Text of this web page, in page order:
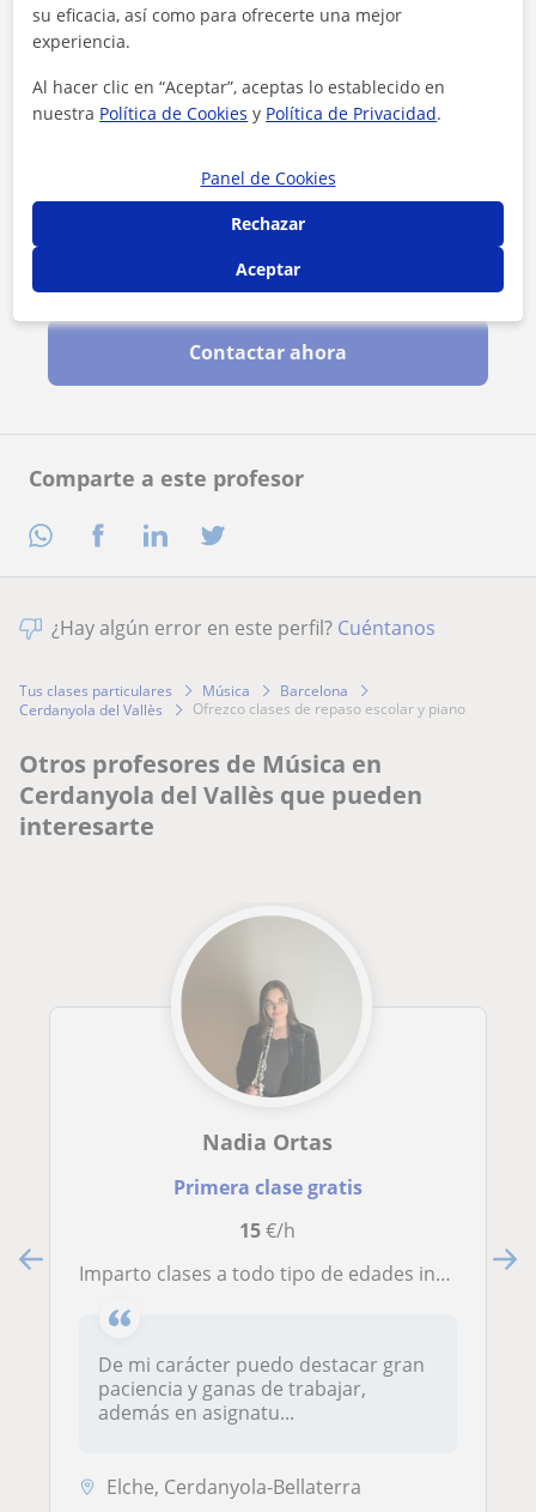
Comparte a este profesor
Al hacer clic, aceptas nuestroaviso legal
Contactar ahora
¿Hay algún error en este perfil? Cuéntanos
Tus clases particulares Música
Barcelona
Cerdanyola del Vallès
ofrezco clases de repaso escolar y piano
Otros profesores de Música en
Cerdanyola del Vallès que pueden
interesarte
Nadia Ortas
Primera clase gratis
15€/h
Imparto clases a todo tipo de edades interesadas en la música y también refuerzo de primaria y secundaria, con gran actitud por la enseñanza. En Barcelona o alrededores
De mi carácter puedo destacar gran
paciencia y ganas de trabajar,
además en asignatu...
Elche, Cerdanyola-Bellaterra
su eficacia, así como para ofrecerte una mejor
experiencia.
Al hacer clic en “Aceptar”, aceptas lo establecido en
nuestra Política de Cookies y Política de Privacidad.
Panel de Cookies
Rechazar
Aceptar